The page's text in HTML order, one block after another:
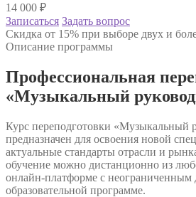
14 000 ₽
Записаться Задать вопрос
Скидка от 15% при выборе двух и
Описание программы
Профессиональная
«Музыкальный
Курс переподготовки «Музыкальный
предназначен для освоения новой
актуальные стандарты отрасли и
обучение можно дистанционно из
онлайн-платформе с неограниченным
образовательной программе.